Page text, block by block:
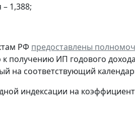
1,388;
РФ предоставлены
получению ИП годового
на соответствующий
индексации на